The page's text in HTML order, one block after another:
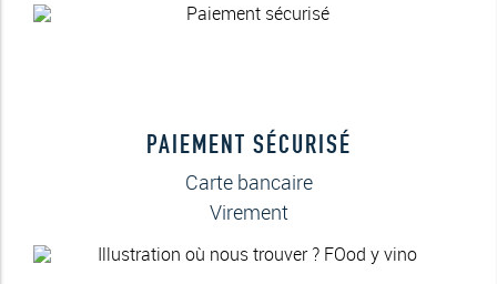
PAIEMENT SÉCURISÉ
Carte bancaire
Virement